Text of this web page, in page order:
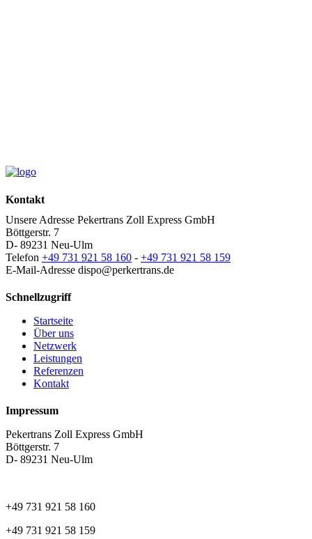
Kontakt
Unsere Adresse Pekertrans Zoll Express GmbH
Böttgerstr. 7
D- 89231 Neu-Ulm
Telefon +49 731 921 58 160 - +49 731 921 58 159
E-Mail-Adresse dispo@perkertrans.de
Schnellzugriff
Startseite
Über uns
Netzwerk
Leistungen
Referenzen
Kontakt
Impressum
Pekertrans Zoll Express GmbH
Böttgerstr. 7
D- 89231 Neu-Ulm
+49 731 921 58 160
+49 731 921 58 159